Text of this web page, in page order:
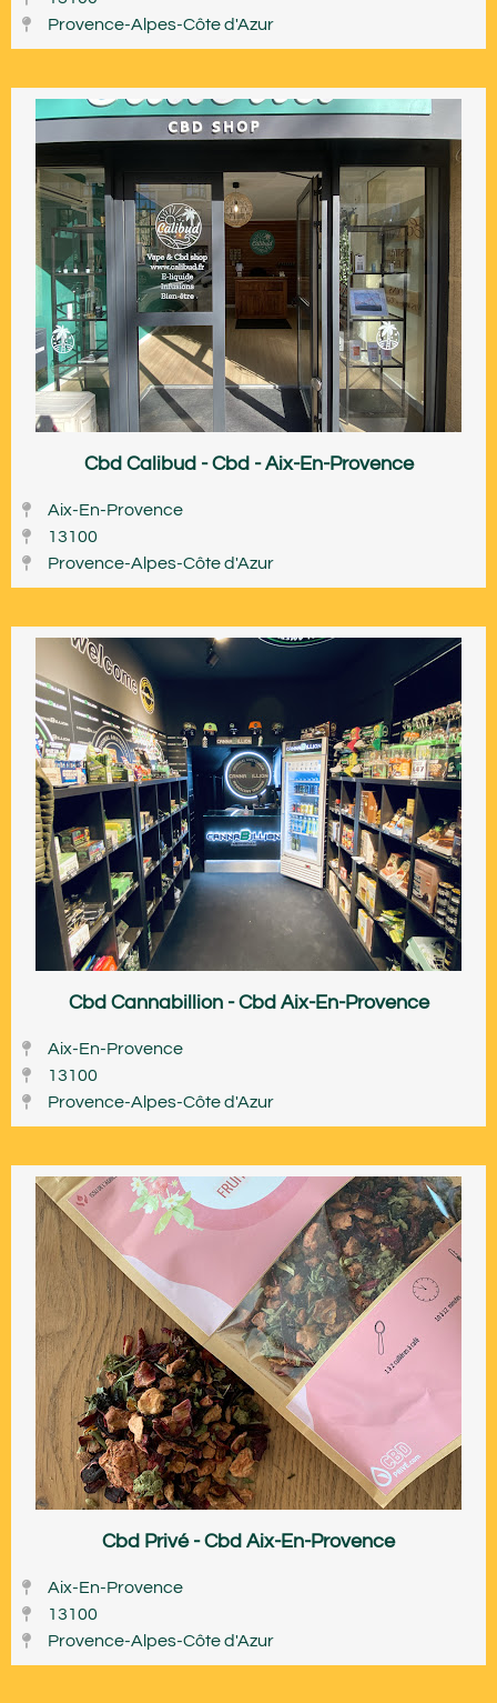
Provence-Alpes-Côte d'Azur
Cbd Calibud - Cbd - Aix-En-Provence
Aix-En-Provence
13100
Provence-Alpes-Côte d'Azur
Cbd Cannabillion - Cbd Aix-En-Provence
Aix-En-Provence
13100
Provence-Alpes-Côte d'Azur
Cbd Privé - Cbd Aix-En-Provence
Aix-En-Provence
13100
Provence-Alpes-Côte d'Azur